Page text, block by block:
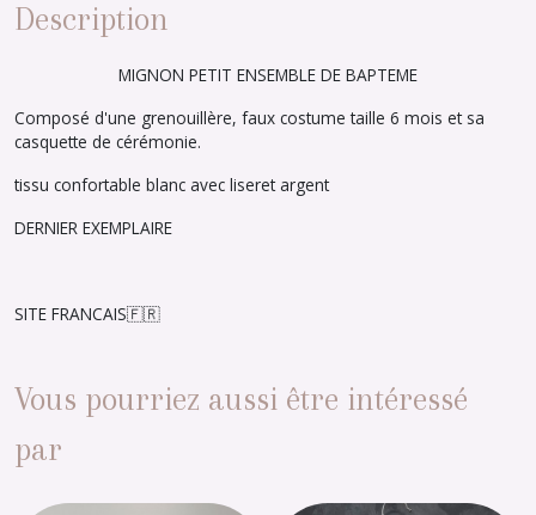
Description
MIGNON PETIT ENSEMBLE DE BAPTEME
Composé d'une grenouillère, faux costume taille 6 mois et sa
casquette de cérémonie.
tissu confortable blanc avec liseret argent
DERNIER EXEMPLAIRE
SITE FRANCAIS🇫🇷
Vous pourriez aussi être intéressé
par